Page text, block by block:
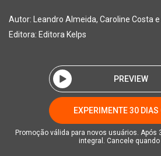
Autor:
Leandro Almeida, Caroline Costa
Editora: Editora Kelps
PREVIEW
EXPERIMENTE 30 DIAS
Promoção válida para novos usuários. Após
integral. Cancele quando